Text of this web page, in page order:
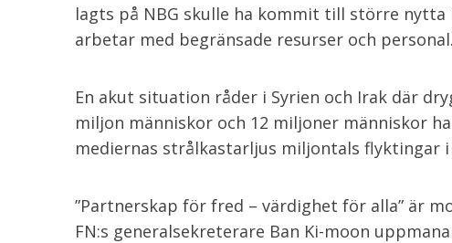
lagts på NBG skulle ha kommit till större nytta
arbetar med begränsade resurser och personal.
En akut situation råder i Syrien och Irak där
miljon människor och 12 miljoner människor
mediernas strålkastarljus miljontals flyktingar i
”Partnerskap för fred – värdighet för alla” är
FN:s generalsekreterare Ban Ki-moon